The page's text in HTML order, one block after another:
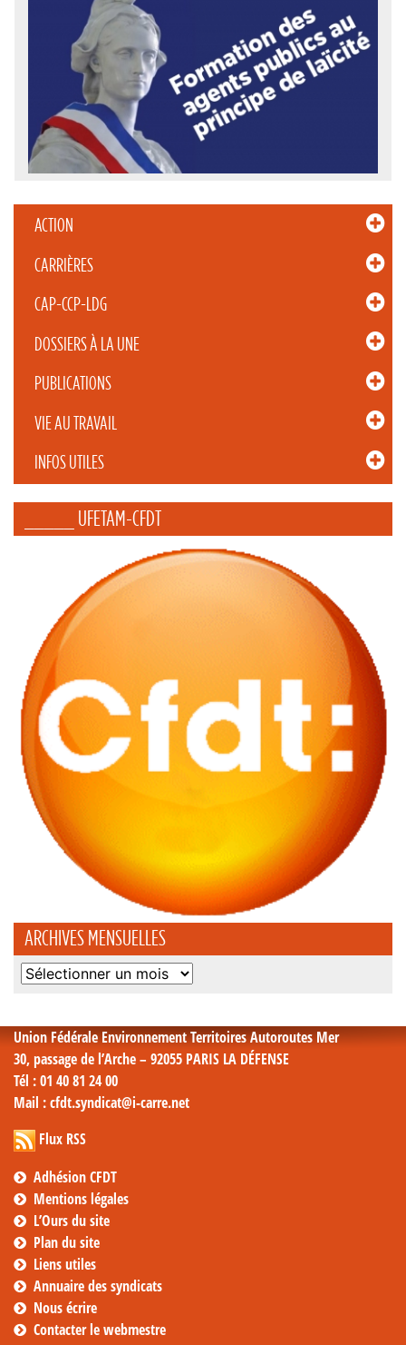
ACTION
CARRIÈRES
CAP-CCP-LDG
DOSSIERS À LA UNE
PUBLICATIONS
VIE AU TRAVAIL
INFOS UTILES
_____ UFETAM-CFDT
ARCHIVES MENSUELLES
Archives
Union Fédérale Environnement Territoires Autoroutes Mer
30, passage de l’Arche – 92055 PARIS LA DÉFENSE
Tél : 01 40 81 24 00
Mail : cfdt.syndicat@i-carre.net
Flux RSS
Adhésion CFDT
Mentions légales
L’Ours du site
Plan du site
Liens utiles
Annuaire des syndicats
Nous écrire
Contacter le webmestre